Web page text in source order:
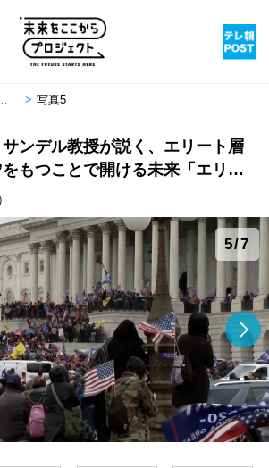
youtube instagram rss
もつことで開ける未来「エリートは苦しんでいる人々を見下している」 写真5
ンデル教授が説く、エリート層
もつことで開ける未来「エリー
いる人々を見下している」
5/7